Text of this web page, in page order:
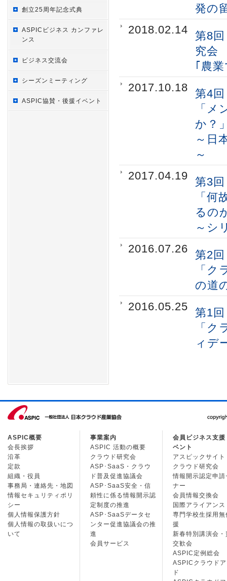
創立25周年記念式典
ASPICビジネス カンファレ
ンス
ビジネス交流会
シーズンミーティング
ASPIC協賛・後援イベント
発の
2018.02.14 第8
究会
｢農
2017.10.18 第4
「
か？
～日
～
2017.04.19 第3
「
るの
～シ
2016.07.26 第2
「
の道
2016.05.25 第1
「
ィデ
ASPIC概要
会長挨拶
沿革
定款
組織・役員
事務局・連絡先・地図
情報セキュリティポリ
シー
個人情報保護方針
個人情報の取扱いにつ
いて
事業案内
ASPIC 活動の概要
クラウド研究会
ASP･SaaS・クラウ
ド普及促進協議会
ASP･SaaS安全・信
頼性に係る情報開示認
定制度の推進
ASP･SaaSデータセ
ンター促進協議会の推
進
会員サービス
会員ビジネス支援
ベント
アスピックサイト
クラウド研究会
情報開示認定申請
ナー
会員情報交換会
国際アライアンス
専門学校生採用無
援
新春特別講演会・
交歓会
ASPIC定例総会
ASPICクラウド
ド